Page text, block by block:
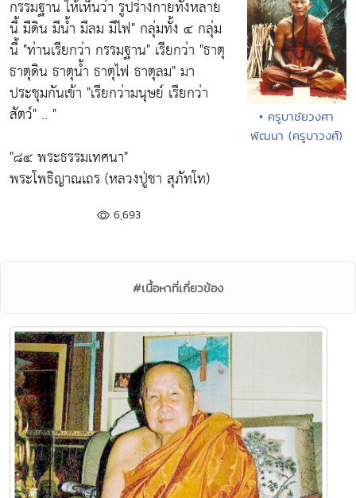
กรรมฐาน ให้เห็นว่า รูปร่างกายทั้งหลาย
นี้ มีดิน มีน้ำ มีลม มีไฟ" กลุ่มทั้ง ๔ กลุ่ม
นี้ "ท่านเรียกว่า กรรมฐาน" เรียกว่า "ธาตุ
ธาตุดิน ธาตุน้ำ ธาตุไฟ ธาตุลม"มา
ประชุมกันเข้า "เรียกว่ามนุษย์ เรียกว่า
สัตว์" .. "
"๘๔ พระธรรมเทศนา"
พระโพธิญาณเถร (หลวงปู่ชา สุภัทโท)
6,693
• ครูบาชัยวงศา
พัฒนา (ครูบาวงศ์)
#เนื้อหาที่เกี่ยวข้อง